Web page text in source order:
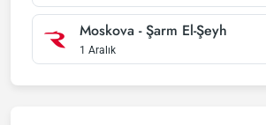
Moskova - Şarm El-Şeyh
1 Aralık